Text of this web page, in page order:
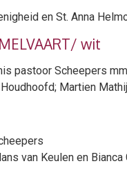
en St. Anna
wit
pastoor Scheepers
Martien
van Keulen en Bianca